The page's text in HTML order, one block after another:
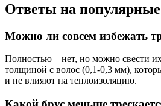
Ответы на
Можно ли совсем избежать
Полностью – нет, но можно свести
толщиной с волос (0,1-0,3 мм),
и не влияют на теплоизоляцию.